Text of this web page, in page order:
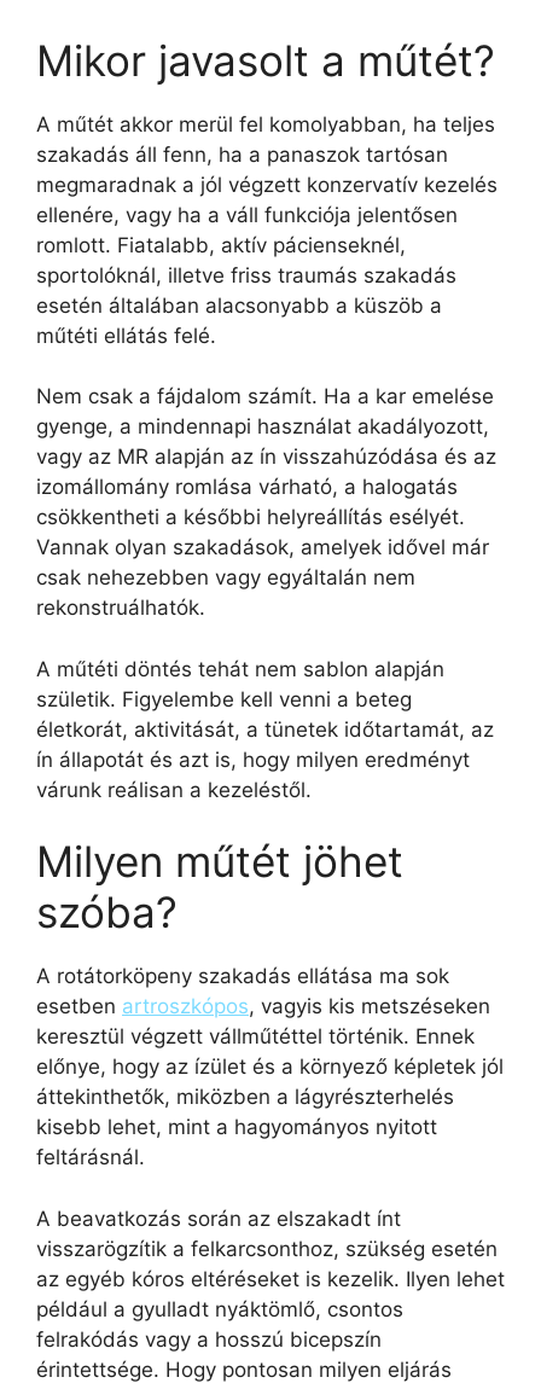
Mikor javasolt a műtét?
A műtét akkor merül fel komolyabban, ha teljes
szakadás áll fenn, ha a panaszok tartósan
megmaradnak a jól végzett konzervatív kezelés
ellenére, vagy ha a váll funkciója jelentősen
romlott. Fiatalabb, aktív pácienseknél,
sportolóknál, illetve friss traumás szakadás
esetén általában alacsonyabb a küszöb a
műtéti ellátás felé.
Nem csak a fájdalom számít. Ha a kar emelése
gyenge, a mindennapi használat akadályozott,
vagy az MR alapján az ín visszahúzódása és az
izomállomány romlása várható, a halogatás
csökkentheti a későbbi helyreállítás esélyét.
Vannak olyan szakadások, amelyek idővel már
csak nehezebben vagy egyáltalán nem
rekonstruálhatók.
A műtéti döntés tehát nem sablon alapján
születik. Figyelembe kell venni a beteg
életkorát, aktivitását, a tünetek időtartamát, az
ín állapotát és azt is, hogy milyen eredményt
várunk reálisan a kezeléstől.
Milyen műtét jöhet
szóba?
A rotátorköpeny szakadás ellátása ma sok
esetben artroszkópos, vagyis kis metszéseken
keresztül végzett vállműtéttel történik. Ennek
előnye, hogy az ízület és a környező képletek jól
áttekinthetők, miközben a lágyrészterhelés
kisebb lehet, mint a hagyományos nyitott
feltárásnál.
A beavatkozás során az elszakadt ínt
visszarögzítik a felkarcsonthoz, szükség esetén
az egyéb kóros eltéréseket is kezelik. Ilyen lehet
például a gyulladt nyáktömlő, csontos
felrakódás vagy a hosszú bicepszín
érintettsége. Hogy pontosan milyen eljárás